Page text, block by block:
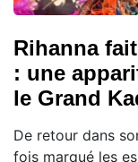
Rihanna
: une
le Grand
De retour dans
fois marqué les